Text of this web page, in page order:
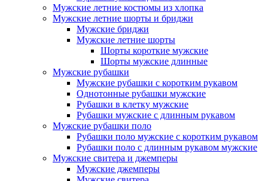
Мужские летние костюмы из хлопка
Мужские летние шорты и бриджи
Мужские бриджи
Мужские летние шорты
Шорты короткие мужские
Шорты мужские длинные
Мужские рубашки
Мужские рубашки с коротким рукавом
Однотонные рубашки мужские
Рубашки в клетку мужские
Рубашки мужские с длинным рукавом
Мужские рубашки поло
Рубашки поло мужские с коротким рукавом
Рубашки поло с длинным рукавом мужские
Мужские свитера и джемперы
Мужские джемперы